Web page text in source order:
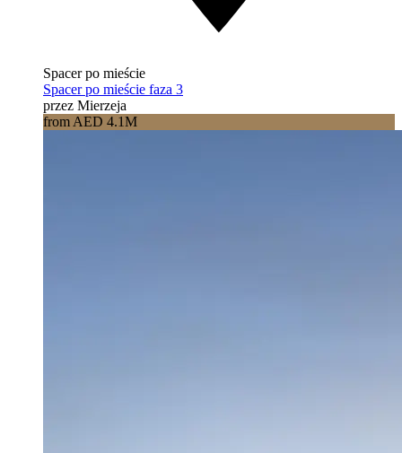
Spacer po mieście
Spacer po mieście faza 3
przez Mierzeja
from AED 4.1M